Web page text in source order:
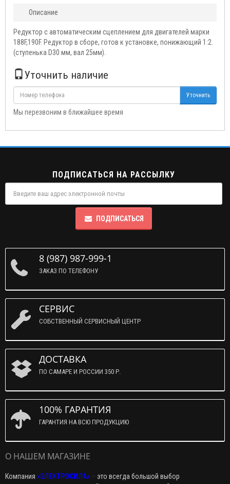
Описание
Редуктор с автоматическим сцеплением для двигателей марки
188F,190F. Редуктор в сборе, готов к установке, понижающий 1:2.
(ступенька D30 мм, вал 25мм).
Уточнить наличие
Уточнить
Мы перезвоним в ближайшее время
ПОДПИСАТЬСЯ НА РАССЫЛКУ
ПОДПИСАТЬСЯ
8 (987) 987-999-1
ЗАКАЗ ПО ТЕЛЕФОНУ
СЕРВИС
СОБСТВЕННЫЙ СЕРВИСНЫЙ ЦЕНТР
ДОСТАВКА
ПО САМАРЕ И РОССИИ 350 Р.
100% ГАРАНТИЯ
ГАРАНТИЯ НА ВСЮ ПРОДУКЦИЮ
О НАШЕМ МАГАЗИНЕ
Компания «ЭЛЕКТРОСИЛА» – это всегда большой выбор